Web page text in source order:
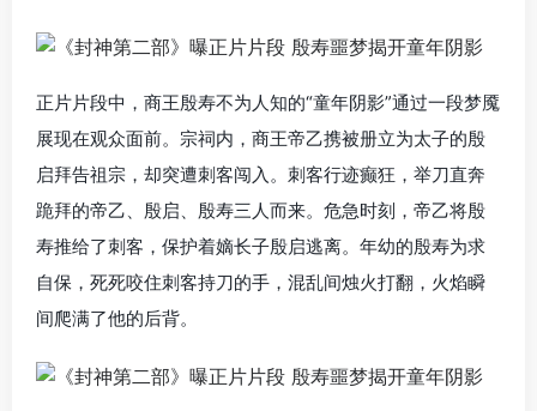
正片片段中，商王殷寿不为人知的“童年阴影”通过一段梦魇
展现在观众面前。宗祠内，商王帝乙携被册立为太子的殷
启拜告祖宗，却突遭刺客闯入。刺客行迹癫狂，举刀直奔
跪拜的帝乙、殷启、殷寿三人而来。危急时刻，帝乙将殷
寿推给了刺客，保护着嫡长子殷启逃离。年幼的殷寿为求
自保，死死咬住刺客持刀的手，混乱间烛火打翻，火焰瞬
间爬满了他的后背。